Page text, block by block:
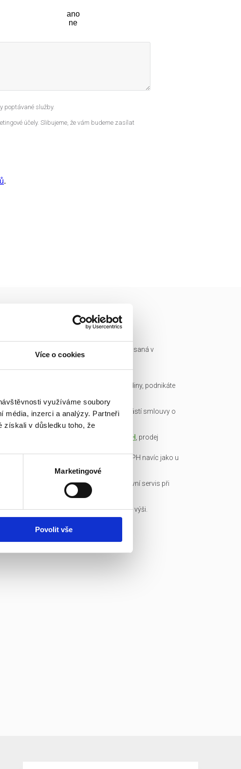
Více o cookies
využíváme soubory
média, inzerci a analýzy. Partneři
získali v důsledku toho, že
Marketingové
Povolit vše
ano
ne
poptávané služby.
účely. Slibujeme, že vám budeme zasílat
.
Ready made společnost je zapsaná v
obchodním rejstříku a má IČ.
společnosti připravíme do hodiny, podnikáte
Garance bezdlužnosti je součástí smlouvy o
převodu obchodního podílu.
DPH , prodej
osvobozen, není nutné platit DPH navíc jako u
konkurence!
Veškerou administrativu a právní servis při
koupi/přepisu zařídíme my!
Základní kapitál splacen v plné výši.